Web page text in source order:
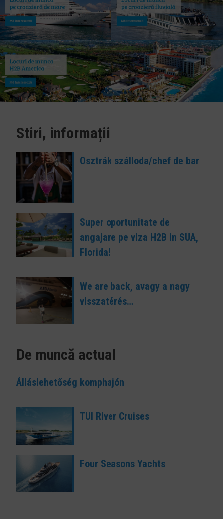
Stiri, informații
Osztrák szálloda/chef de bar
Super oportunitate de
angajare pe viza H2B in SUA,
Florida!
We are back, avagy a nagy
visszatérés…
De muncă actual
Álláslehetőség komphajón
TUI River Cruises
Four Seasons Yachts